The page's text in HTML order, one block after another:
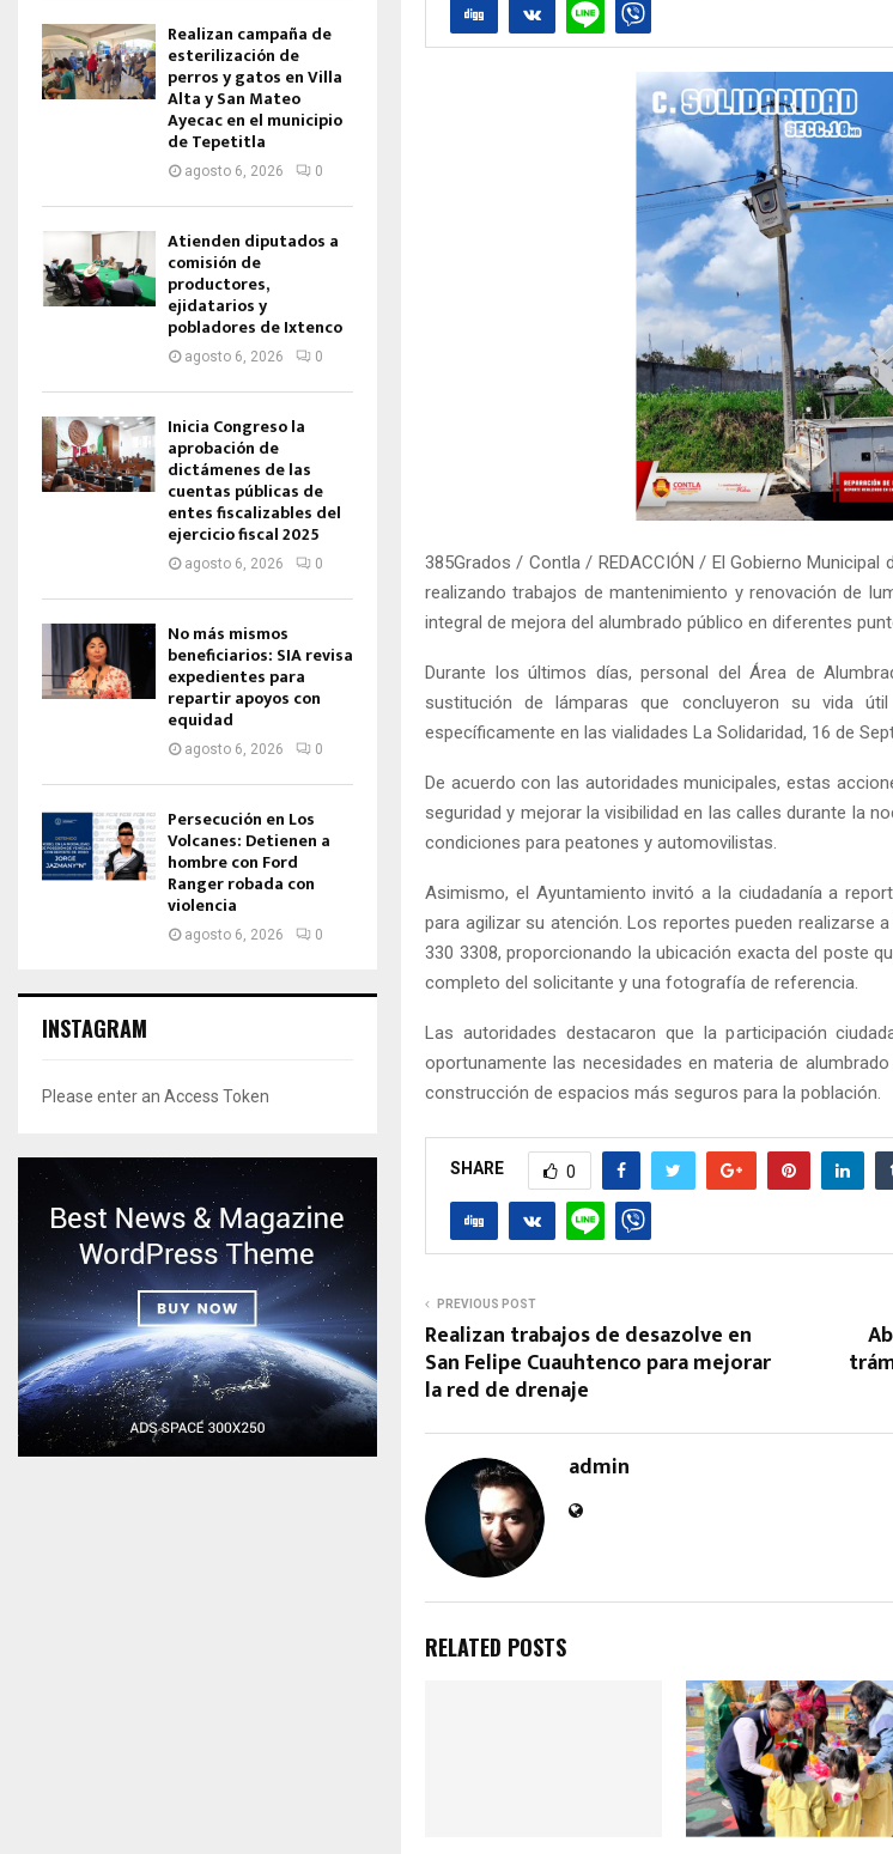
385Grados / Contla / REDACCIÓN / El Gobierno
realizando trabajos de mantenimiento y renovación de
integral de mejora del alumbrado público en diferentes
Durante los últimos días, personal del Área de
sustitución de lámparas que concluyeron su vida
específicamente en las vialidades La Solidaridad, 16 de
De acuerdo con las autoridades municipales, estas
seguridad y mejorar la visibilidad en las calles durante la
condiciones para peatones y automovilistas.
Asimismo, el Ayuntamiento invitó a la ciudadanía a
para agilizar su atención. Los reportes pueden realizarse
330 3308, proporcionando la ubicación exacta del poste
completo del solicitante y una fotografía de referencia.
Las autoridades destacaron que la participación
oportunamente las necesidades en materia de
construcción de espacios más seguros para la población.
SHARE 0
PREVIOUS POST
Realizan trabajos de desazolve en
San Felipe Cuauhtenco para mejorar
la red de drenaje
admin
RELATED POSTS
Realizan campaña de
esterilización de
perros y gatos en Villa
Alta y San Mateo
Ayecac en el municipio
de Tepetitla
agosto 6, 2026 0
Atienden diputados a
comisión de
productores,
ejidatarios y
pobladores de Ixtenco
agosto 6, 2026 0
Inicia Congreso la
aprobación de
dictámenes de las
cuentas públicas de
entes fiscalizables del
ejercicio fiscal 2025
agosto 6, 2026 0
No más mismos
beneficiarios: SIA revisa
expedientes para
repartir apoyos con
equidad
agosto 6, 2026 0
Persecución en Los
Volcanes: Detienen a
hombre con Ford
Ranger robada con
violencia
agosto 6, 2026 0
INSTAGRAM
Please enter an Access Token